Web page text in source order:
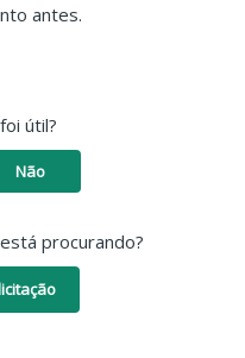
antes.
útil?
Não
procurando?